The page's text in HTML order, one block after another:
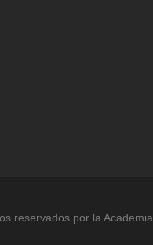
reservados por la Academia